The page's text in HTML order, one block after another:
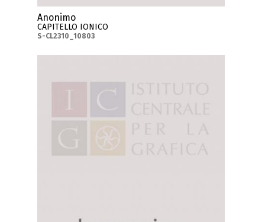
Anonimo
CAPITELLO IONICO
S-CL2310_10803